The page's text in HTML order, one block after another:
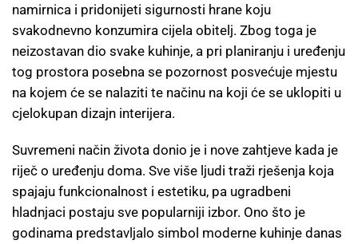
namirnica i pridonijeti sigurnosti hrane koju
svakodnevno konzumira cijela obitelj. Zbog toga je
neizostavan dio svake kuhinje, a pri planiranju i uređenju
tog prostora posebna se pozornost posvećuje mjestu
na kojem će se nalaziti te načinu na koji će se uklopiti u
cjelokupan dizajn interijera.
Suvremeni način života donio je i nove zahtjeve kada je
riječ o uređenju doma. Sve više ljudi traži rješenja koja
spajaju funkcionalnost i estetiku, pa ugradbeni
hladnjaci postaju sve popularniji izbor. Ono što je
godinama predstavljalo simbol moderne kuhinje danas